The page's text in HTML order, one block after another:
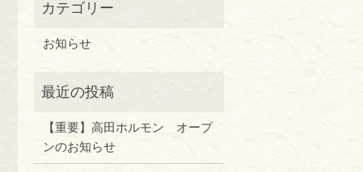
お知らせ
【重要】高田ホルモン オープ
ンのお知らせ